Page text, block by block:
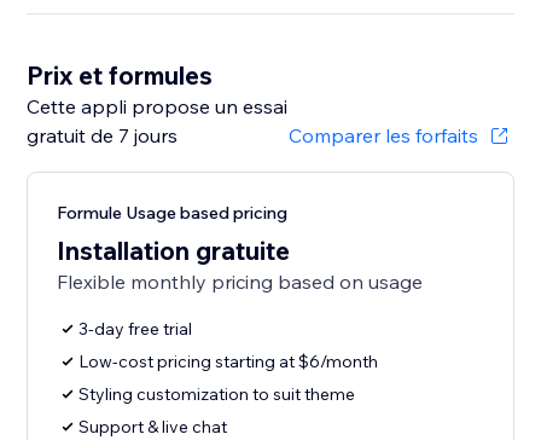
Prix et formules
Cette appli propose un essai
gratuit de 7 jours
Comparer les forfaits
Formule Usage based pricing
Installation gratuite
Flexible monthly pricing based on usage
3-day free trial
Low-cost pricing starting at $6/month
Styling customization to suit theme
Support & live chat